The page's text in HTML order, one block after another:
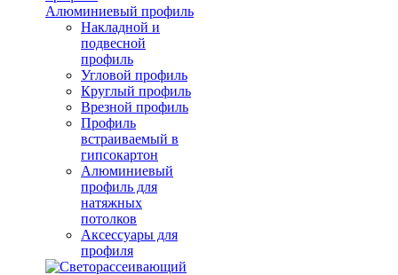
Алюминиевый профиль
Накладной и
подвесной
профиль
Угловой профиль
Круглый профиль
Врезной профиль
Профиль
встраиваемый в
гипсокартон
Алюминиевый
профиль для
натяжных
потолков
Аксессуары для
профиля